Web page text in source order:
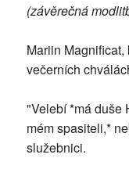
(závěrečná
Mariin
večerních
"Velebí *má duše
mém spasiteli,*
služebnici.